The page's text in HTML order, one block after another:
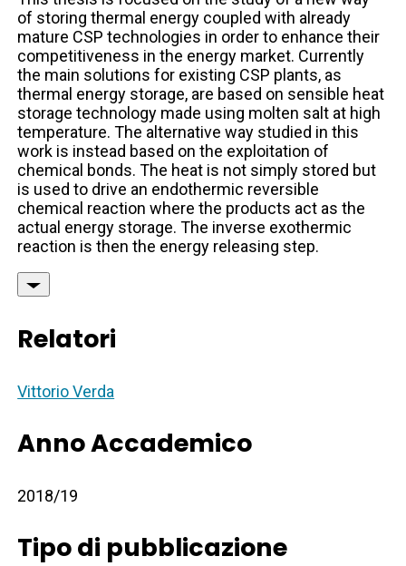
of storing thermal energy coupled with already
mature CSP technologies in order to enhance their
competitiveness in the energy market. Currently
the main solutions for existing CSP plants, as
thermal energy storage, are based on sensible heat
storage technology made using molten salt at high
temperature. The alternative way studied in this
work is instead based on the exploitation of
chemical bonds. The heat is not simply stored but
is used to drive an endothermic reversible
chemical reaction where the products act as the
actual energy storage. The inverse exothermic
reaction is then the energy releasing step.
Relatori
Vittorio Verda
Anno Accademico
2018/19
Tipo di pubblicazione